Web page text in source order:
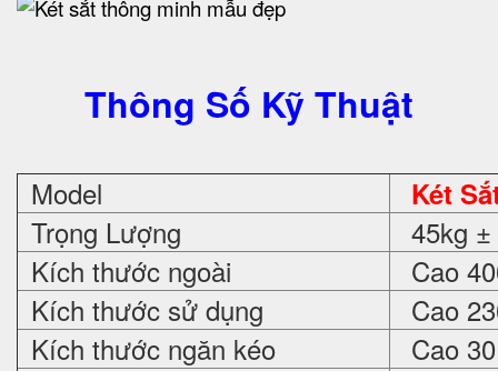
Thông Số Kỹ Thuật
Model Két
Trọng Lượng
45kg
Kích thước ngoài
Cao
Kích thước sử dụng
Cao
Kích thước ngăn kéo
Cao